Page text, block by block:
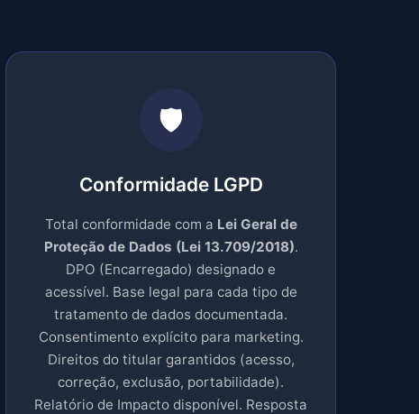
🛡️
Conformidade LGPD
Total conformidade com a Lei Geral de
Proteção de Dados (Lei 13.709/2018).
DPO (Encarregado) designado e
acessível. Base legal para cada tipo de
tratamento de dados documentada.
Consentimento explícito para marketing.
Direitos do titular garantidos (acesso,
correção, exclusão, portabilidade).
Relatório de Impacto disponível. Resposta